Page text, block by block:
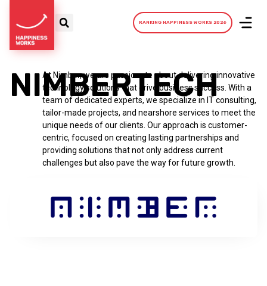
RANKING HAPPINESS WORKS 2026
NIMBERTECH
At Nimber, we are passionate about delivering innovative
technology solutions that drive business success. With a
team of dedicated experts, we specialize in IT consulting,
tailor-made projects, and nearshore services to meet the
unique needs of our clients. Our approach is customer-
centric, focused on creating lasting partnerships and
providing solutions that not only address current
challenges but also pave the way for future growth.